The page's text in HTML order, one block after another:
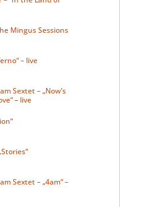
Mingus Sessions
– live
Sextet – „Now’s
– live
Sextet – „4am“ –